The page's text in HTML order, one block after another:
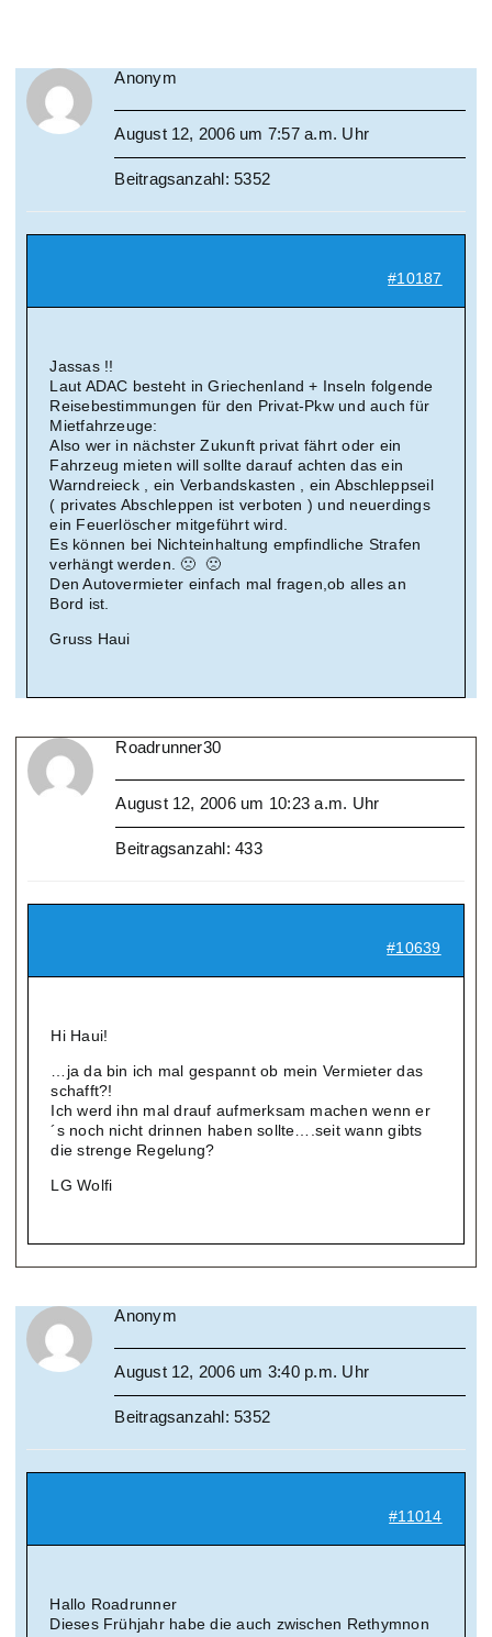
Anonym
August 12, 2006 um 7:57 a.m. Uhr
Beitragsanzahl: 5352
#10187
Jassas !!
Laut ADAC besteht in Griechenland + Inseln folgende
Reisebestimmungen für den Privat-Pkw und auch für
Mietfahrzeuge:
Also wer in nächster Zukunft privat fährt oder ein
Fahrzeug mieten will sollte darauf achten das ein
Warndreieck , ein Verbandskasten , ein Abschleppseil
( privates Abschleppen ist verboten ) und neuerdings
ein Feuerlöscher mitgeführt wird.
Es können bei Nichteinhaltung empfindliche Strafen
verhängt werden. 🙁 🙁
Den Autovermieter einfach mal fragen,ob alles an
Bord ist.
Gruss Haui
Roadrunner30
August 12, 2006 um 10:23 a.m. Uhr
Beitragsanzahl: 433
#10639
Hi Haui!
…ja da bin ich mal gespannt ob mein Vermieter das
schafft?!
Ich werd ihn mal drauf aufmerksam machen wenn er
´s noch nicht drinnen haben sollte….seit wann gibts
die strenge Regelung?
LG Wolfi
Anonym
August 12, 2006 um 3:40 p.m. Uhr
Beitragsanzahl: 5352
#11014
Hallo Roadrunner
Dieses Frühjahr habe die auch zwischen Rethymnon